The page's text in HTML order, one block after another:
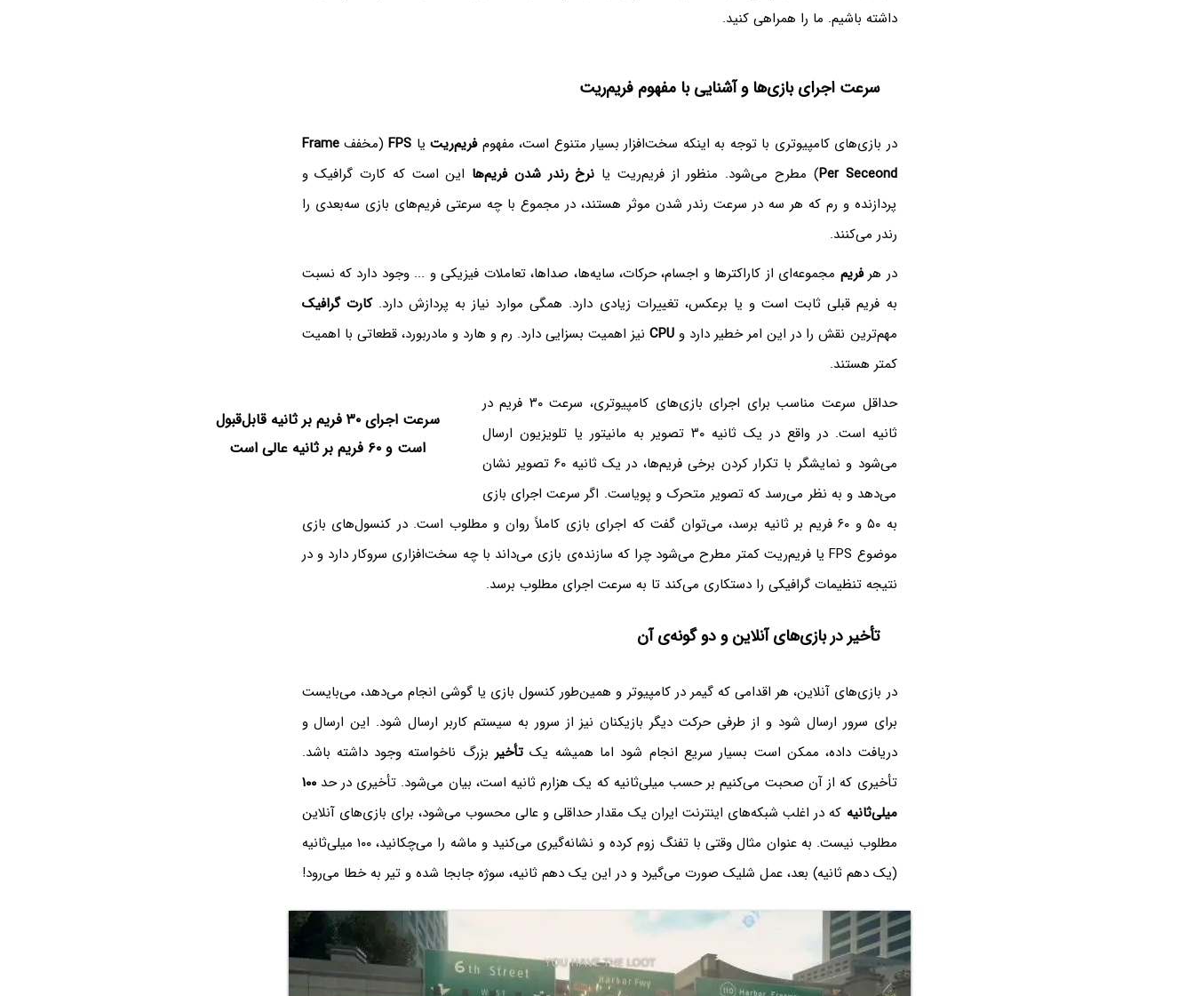
داشته باشیم. ما را همراهی کنید.
سرعت اجرای بازی‌ها و آشنایی با مفهوم فریم‌ریت
در بازی‌های کامپیوتری با توجه به اینکه سخت‌افزار بسیار متنوع است، مفهومفریم‌ریتیا FPS(مخففFrame
Per Seceond) مطرح می‌شود. منظور از فریم‌ریت یا نرخ رندر شدن فریم‌ها این است که کارت گرافیک و
پردازنده و رم که هر سه در سرعت رندر شدن موثر هستند، در مجموع با چه سرعتی فریم‌های بازی سه‌بعدی را
رندر می‌کنند.
در هرفریم مجموعه‌ای از کاراکترها و اجسام، حرکات، سایه‌ها، صداها، تعاملات فیزیکی و ... وجود دارد که نسبت
به فریم قبلی ثابت است و یا برعکس، تغییرات زیادی دارد. همگی موارد نیاز به پردازش دارد.کارت گرافیک
مهم‌ترین نقش را در این امر خطیر دارد و CPUنیز اهمیت بسزایی دارد. رم و هارد و مادربورد، قطعاتی با اهمیت
کمتر هستند.
سرعت اجرای ۳۰ فریم بر ثانیه قابل‌قبول
است و ۶۰ فریم بر ثانیه عالی است
حداقل سرعت مناسب برای اجرای بازی‌های کامپیوتری، سرعت ۳۰ فریم در
ثانیه است. در واقع در یک ثانیه ۳۰ تصویر به مانیتور یا تلویزیون ارسال
می‌شود و نمایشگر با تکرار کردن برخی فریم‌ها، در یک ثانیه ۶۰ تصویر نشان
می‌دهد و به نظر می‌رسد که تصویر متحرک و پویاست. اگر سرعت اجرای بازی
به ۵۰ و ۶۰ فریم بر ثانیه برسد، می‌توان گفت که اجرای بازی کاملاً روان و مطلوب است. در کنسول‌های بازی
موضوع FPS یا فریم‌ریت کمتر مطرح می‌شود چرا که سازنده‌ی بازی می‌داند با چه سخت‌افزاری سروکار دارد و در
نتیجه تنظیمات گرافیکی را دستکاری می‌کند تا به سرعت اجرای مطلوب برسد.
تأخیر در بازی‌های آنلاین و دو گونه‌ی آن
در بازی‌های آنلاین، هر اقدامی که گیمر در کامپیوتر و همین‌طور کنسول بازی یا گوشی انجام می‌دهد، می‌بایست
برای سرور ارسال شود و از طرفی حرکت دیگر بازیکنان نیز از سرور به سیستم کاربر ارسال شود. این ارسال و
دریافت داده، ممکن است بسیار سریع انجام شود اما همیشه یک تأخیربزرگ ناخواسته وجود داشته باشد.
تأخیری که از آن صحبت می‌کنیم بر حسب میلی‌ثانیه که یک هزارم ثانیه است، بیان می‌شود. تأخیری در حد۱۰۰
میلی‌ثانیه که در اغلب شبکه‌های اینترنت ایران یک مقدار حداقلی و عالی محسوب می‌شود، برای بازی‌های آنلاین
مطلوب نیست. به عنوان مثال وقتی با تفنگ زوم کرده و نشانه‌گیری می‌کنید و ماشه را می‌چکانید، ۱۰۰ میلی‌ثانیه
(یک دهم ثانیه) بعد، عمل شلیک صورت می‌گیرد و در این یک دهم ثانیه، سوژه جابجا شده و تیر به خطا می‌رود!